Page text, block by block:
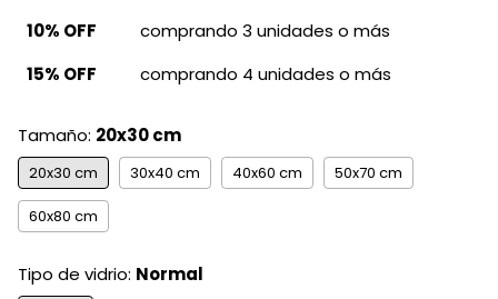
10% OFF
comprando 3 unidades o más
15% OFF
comprando 4 unidades o más
Tamaño: 20x30 cm
20x30 cm 30x40 cm 40x60 cm 50x70 cm
60x80 cm
Tipo de vidrio: Normal